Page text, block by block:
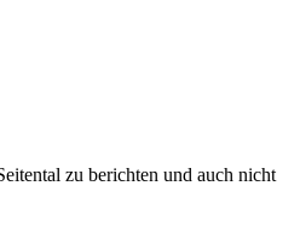
zu berichten und auch nicht